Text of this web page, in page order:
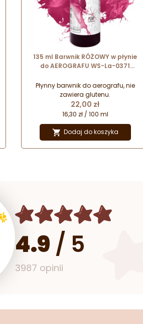
135 ml Barwnik RÓŻOWY w płynie
do AEROGRAFU WS-La-0371
Płynny barwnik do aerografu, nie
zawiera glutenu.
Cena
22,00 zł
16,30 zł / 100 ml
 Dodaj do koszyka
4.9 / 5
3987 opinii